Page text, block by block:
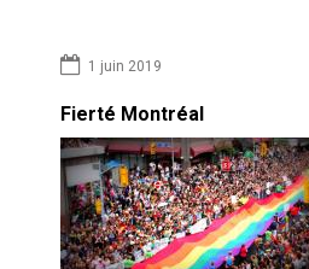
1 juin 2019
Fierté Montréal